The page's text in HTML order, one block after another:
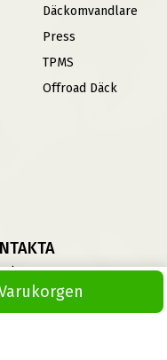
Däckomvandlare
Press
TPMS
Offroad Däck
Oss